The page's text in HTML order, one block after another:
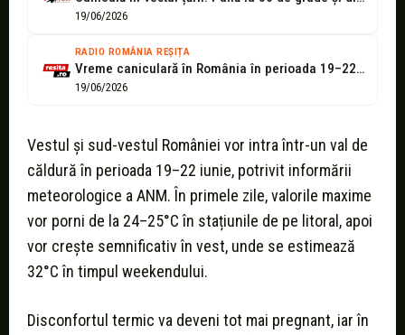
19/06/2026
RADIO ROMÂNIA REȘIȚA
Vreme caniculară în România în perioada 19–22 iunie. Cod galben de temperaturi...
19/06/2026
Vestul și sud-vestul României vor intra într-un val de
căldură în perioada 19–22 iunie, potrivit informării
meteorologice a ANM. În primele zile, valorile maxime
vor porni de la 24–25°C în stațiunile de pe litoral, apoi
vor crește semnificativ în vest, unde se estimează
32°C în timpul weekendului.
Disconfortul termic va deveni tot mai pregnant, iar în